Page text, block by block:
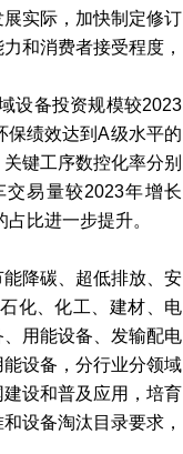
实际，加快制定修订
和消费者接受程度，
设备投资规模较2023
保绩效达到A级水平的
键工序数控化率分别
易量较2023年增长
比进一步提升。
降碳、超低排放、安
化、化工、建材、电
用能设备、发输配电
设备，分行业分领域
设和普及应用，培育
设备淘汰目录要求，